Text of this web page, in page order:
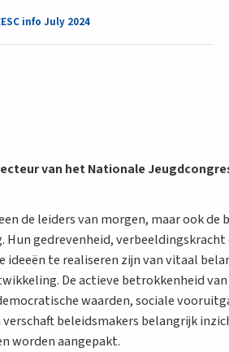
info July 2024
van het Nationale
de leiders van morgen, maar ook de
Hun gedrevenheid, verbeeldingskracht
ideeën te realiseren zijn van vitaal
De actieve betrokkenheid
waarden, sociale
beleidsmakers belangrijk
worden aangepakt.